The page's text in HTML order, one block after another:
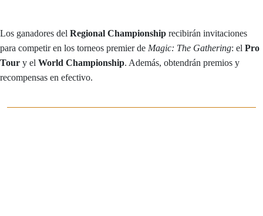
Los ganadores del Regional Championship recibirán invitaciones
para competir en los torneos premier de Magic: The Gathering: el Pro
Tour y el World Championship. Además, obtendrán premios y
recompensas en efectivo.